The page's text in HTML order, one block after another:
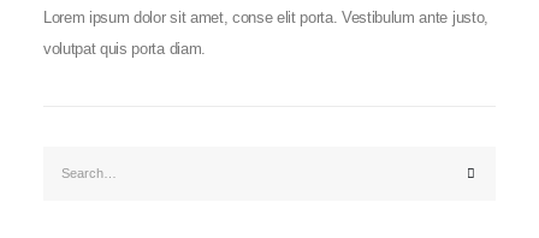
Lorem ipsum dolor sit amet, conse elit porta. Vestibulum ante justo,
volutpat quis porta diam.